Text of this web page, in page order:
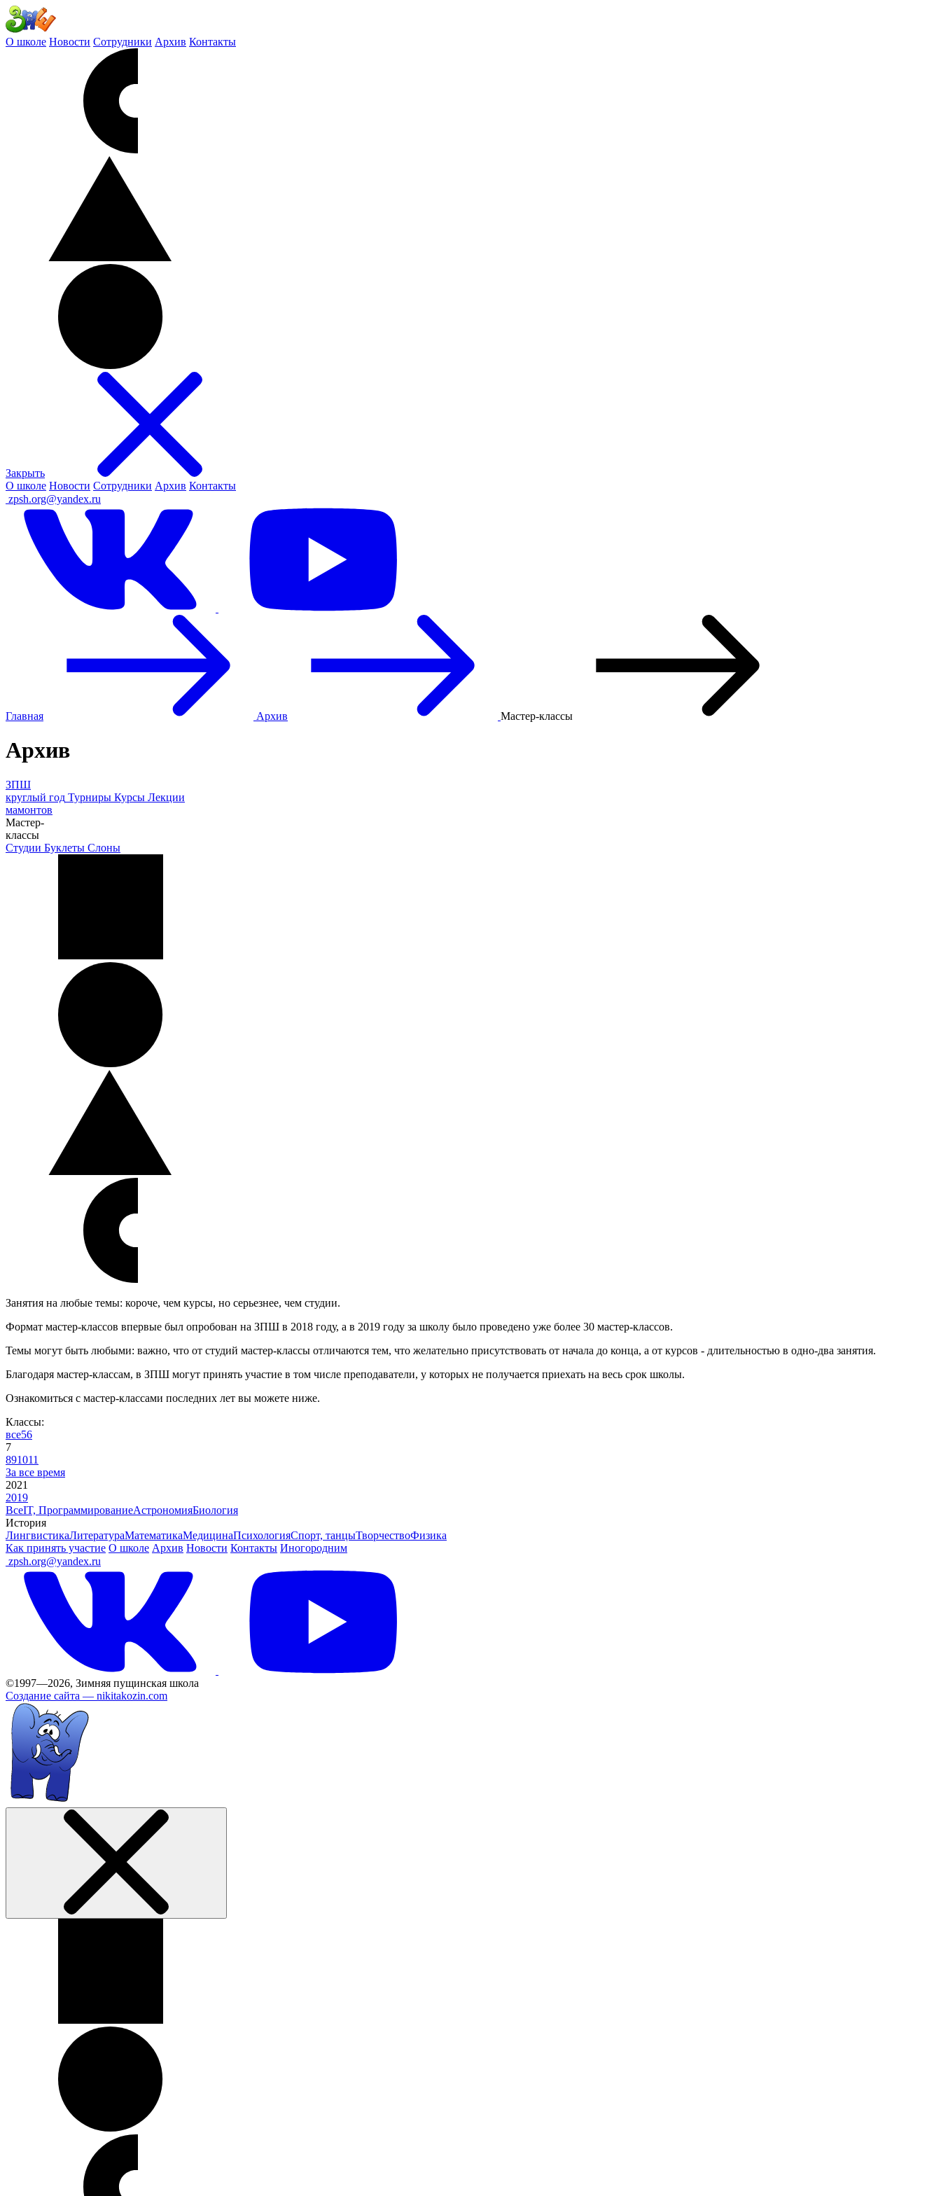
О школе Новости Сотрудники Архив Контакты
Закрыть
О школе Новости Сотрудники Архив Контакты
zpsh.org@yandex.ru
Главная Архив Мастер-классы
Архив
ЗПШ
круглый год Турниры Курсы Лекции
мамонтов
Мастер-
классы
Студии Буклеты Слоны
Занятия на любые темы: короче, чем курсы, но серьезнее, чем студии.
Формат мастер-классов впервые был опробован на ЗПШ в 2018 году, а в 2019 году за школу было проведено уже более 30 мастер-классов.
Темы могут быть любыми: важно, что от студий мастер-классы отличаются тем, что желательно присутствовать от начала до конца, а от курсов - длительностью в одно-два занятия.
Благодаря мастер-классам, в ЗПШ могут принять участие в том числе преподаватели, у которых не получается приехать на весь срок школы.
Ознакомиться с мастер-классами последних лет вы можете ниже.
Классы:
все56
7
891011
За все время
2021
2019
ВсеIT, ПрограммированиеАстрономияБиология
История
ЛингвистикаЛитератураМатематикаМедицинаПсихологияСпорт, танцыТворчествоФизика
Как принять участие О школе Архив Новости Контакты Иногородним
zpsh.org@yandex.ru
©1997—2026, Зимняя пущинская школа
Создание сайта — nikitakozin.com